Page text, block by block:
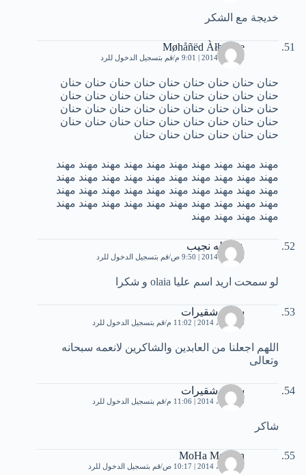
خديجة مع الشكر
Møhåñëd Àłhmrñę
8 أبريل، 2014 | 9:01 م قم بتسجيل الدخول للرد
حنان حنان حنان حنان حنان حنان حنان حنان حنان
حنان حنان حنان حنان حنان حنان حنان حنان حنان
حنان حنان حنان حنان حنان حنان حنان حنان حنان
حنان حنان حنان حنان حنان حنان حنان حنان حنان
حنان حنان حنان حنان حنان حنان
مهند مهند مهند مهند مهند مهند مهند مهند مهند مهند
مهند مهند مهند مهند مهند مهند مهند مهند مهند مهند
مهند مهند مهند مهند مهند مهند مهند مهند مهند مهند
مهند مهند مهند مهند مهند مهند مهند مهند مهند مهند
مهند مهند مهند مهند
عبدالله نجيب
9 أبريل، 2014 | 9:50 ص قم بتسجيل الدخول للرد
لو سمحت اريد اسم عليا olaia و شكرا
ﺷﺎﻛﺮ ﺷﻘﻴﺮﺍﺕ
10 أبريل، 2014 | 11:02 م قم بتسجيل الدخول للرد
اللهم اجعلنا من العابدين والشاكرين لانعمه سبحانه
وتعالى
ﺷﺎﻛﺮ ﺷﻘﻴﺮﺍﺕ
10 أبريل، 2014 | 11:06 م قم بتسجيل الدخول للرد
شاكر
MoHa Mohsen
15 أبريل، 2014 | 10:17 ص قم بتسجيل الدخول للرد